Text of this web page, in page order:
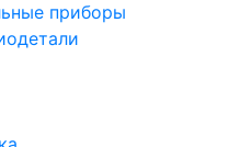
приборы